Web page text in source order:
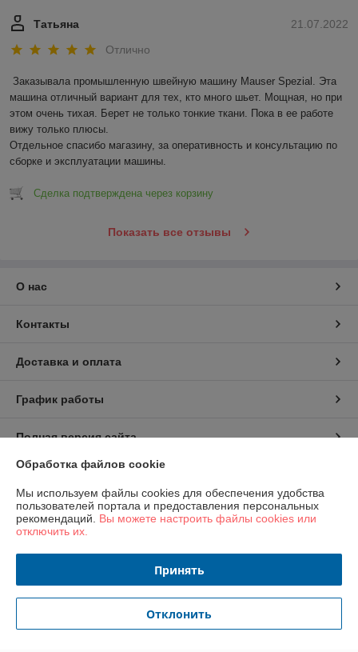
21.07.2022
Татьяна
Отлично
Заказывала промышленную швейную машину Mauser Spezial. Эта
машина отличный вариант для тех, кто много шьет. Мощная, но при
этом очень тихая. Берет не только тонкие ткани. Пока в ее работе
вижу только плюсы.
Отдельное спасибо магазину, за оперативность и консультацию по
сборке и эксплуатации машины.
Сделка подтверждена через корзину
Показать все отзывы
О нас
Контакты
Доставка и оплата
График работы
Полная версия сайта
Политика обработки cookies
Сайт создан на платформе Deal.by
Юридическое лицо:ООО «Сьютрейд»
220059, г.Минск, ул.Скрипникова, д.12, пом.90, каб.1 ДЕМОЗАЛ
Обработка файлов cookie
Мы используем файлы cookies для обеспечения удобства
пользователей портала и предоставления персональных
рекомендаций. Вы можете настроить файлы cookies или
отключить их.
Принять
Отклонить